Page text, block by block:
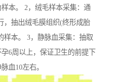
本。 2，绒毛样本采集：通
，抽出绒毛膜组织(终形成胎
样本。 3，静脉血采集：抽取
6周以上，保证卫生的前提下
血10左右。